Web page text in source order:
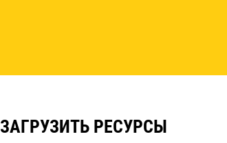
ЗАГРУЗИТЬ РЕСУРСЫ